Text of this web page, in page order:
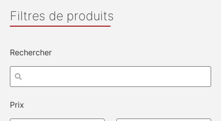
Filtres de produits
Rechercher
Prix